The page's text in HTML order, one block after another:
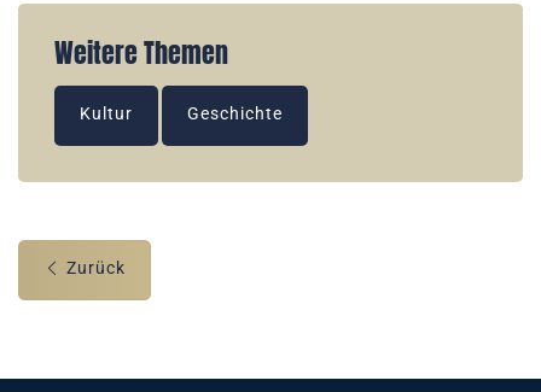
Weitere Themen
Kultur Geschichte
Zurück